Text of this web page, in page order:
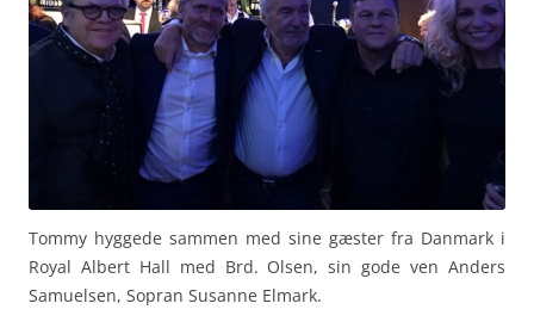
Tommy hyggede sammen med sine gæster fra Danmark i
Royal Albert Hall med Brd. Olsen, sin gode ven Anders
Samuelsen, Sopran Susanne Elmark.